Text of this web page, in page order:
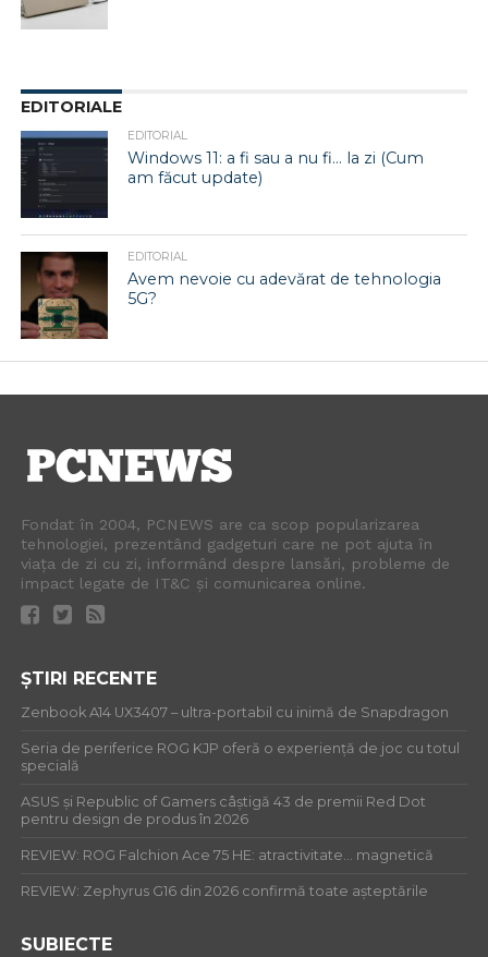
EDITORIALE
EDITORIAL
Windows 11: a fi sau a nu fi… la zi (Cum
am făcut update)
EDITORIAL
Avem nevoie cu adevărat de tehnologia
5G?
Fondat în 2004, PCNEWS are ca scop popularizarea
tehnologiei, prezentând gadgeturi care ne pot ajuta în
viața de zi cu zi, informând despre lansări, probleme de
impact legate de IT&C și comunicarea online.
ȘTIRI RECENTE
Zenbook A14 UX3407 – ultra-portabil cu inimă de Snapdragon
Seria de periferice ROG KJP oferă o experiență de joc cu totul
specială
ASUS și Republic of Gamers câștigă 43 de premii Red Dot
pentru design de produs în 2026
REVIEW: ROG Falchion Ace 75 HE: atractivitate… magnetică
REVIEW: Zephyrus G16 din 2026 confirmă toate așteptările
SUBIECTE